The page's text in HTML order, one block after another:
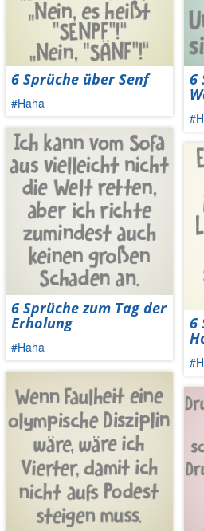
6 Sprüche über Senf
#Haha
6 Sprüche zum Tag der
Erholung
#Haha
6
6